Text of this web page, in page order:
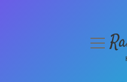
menüyü